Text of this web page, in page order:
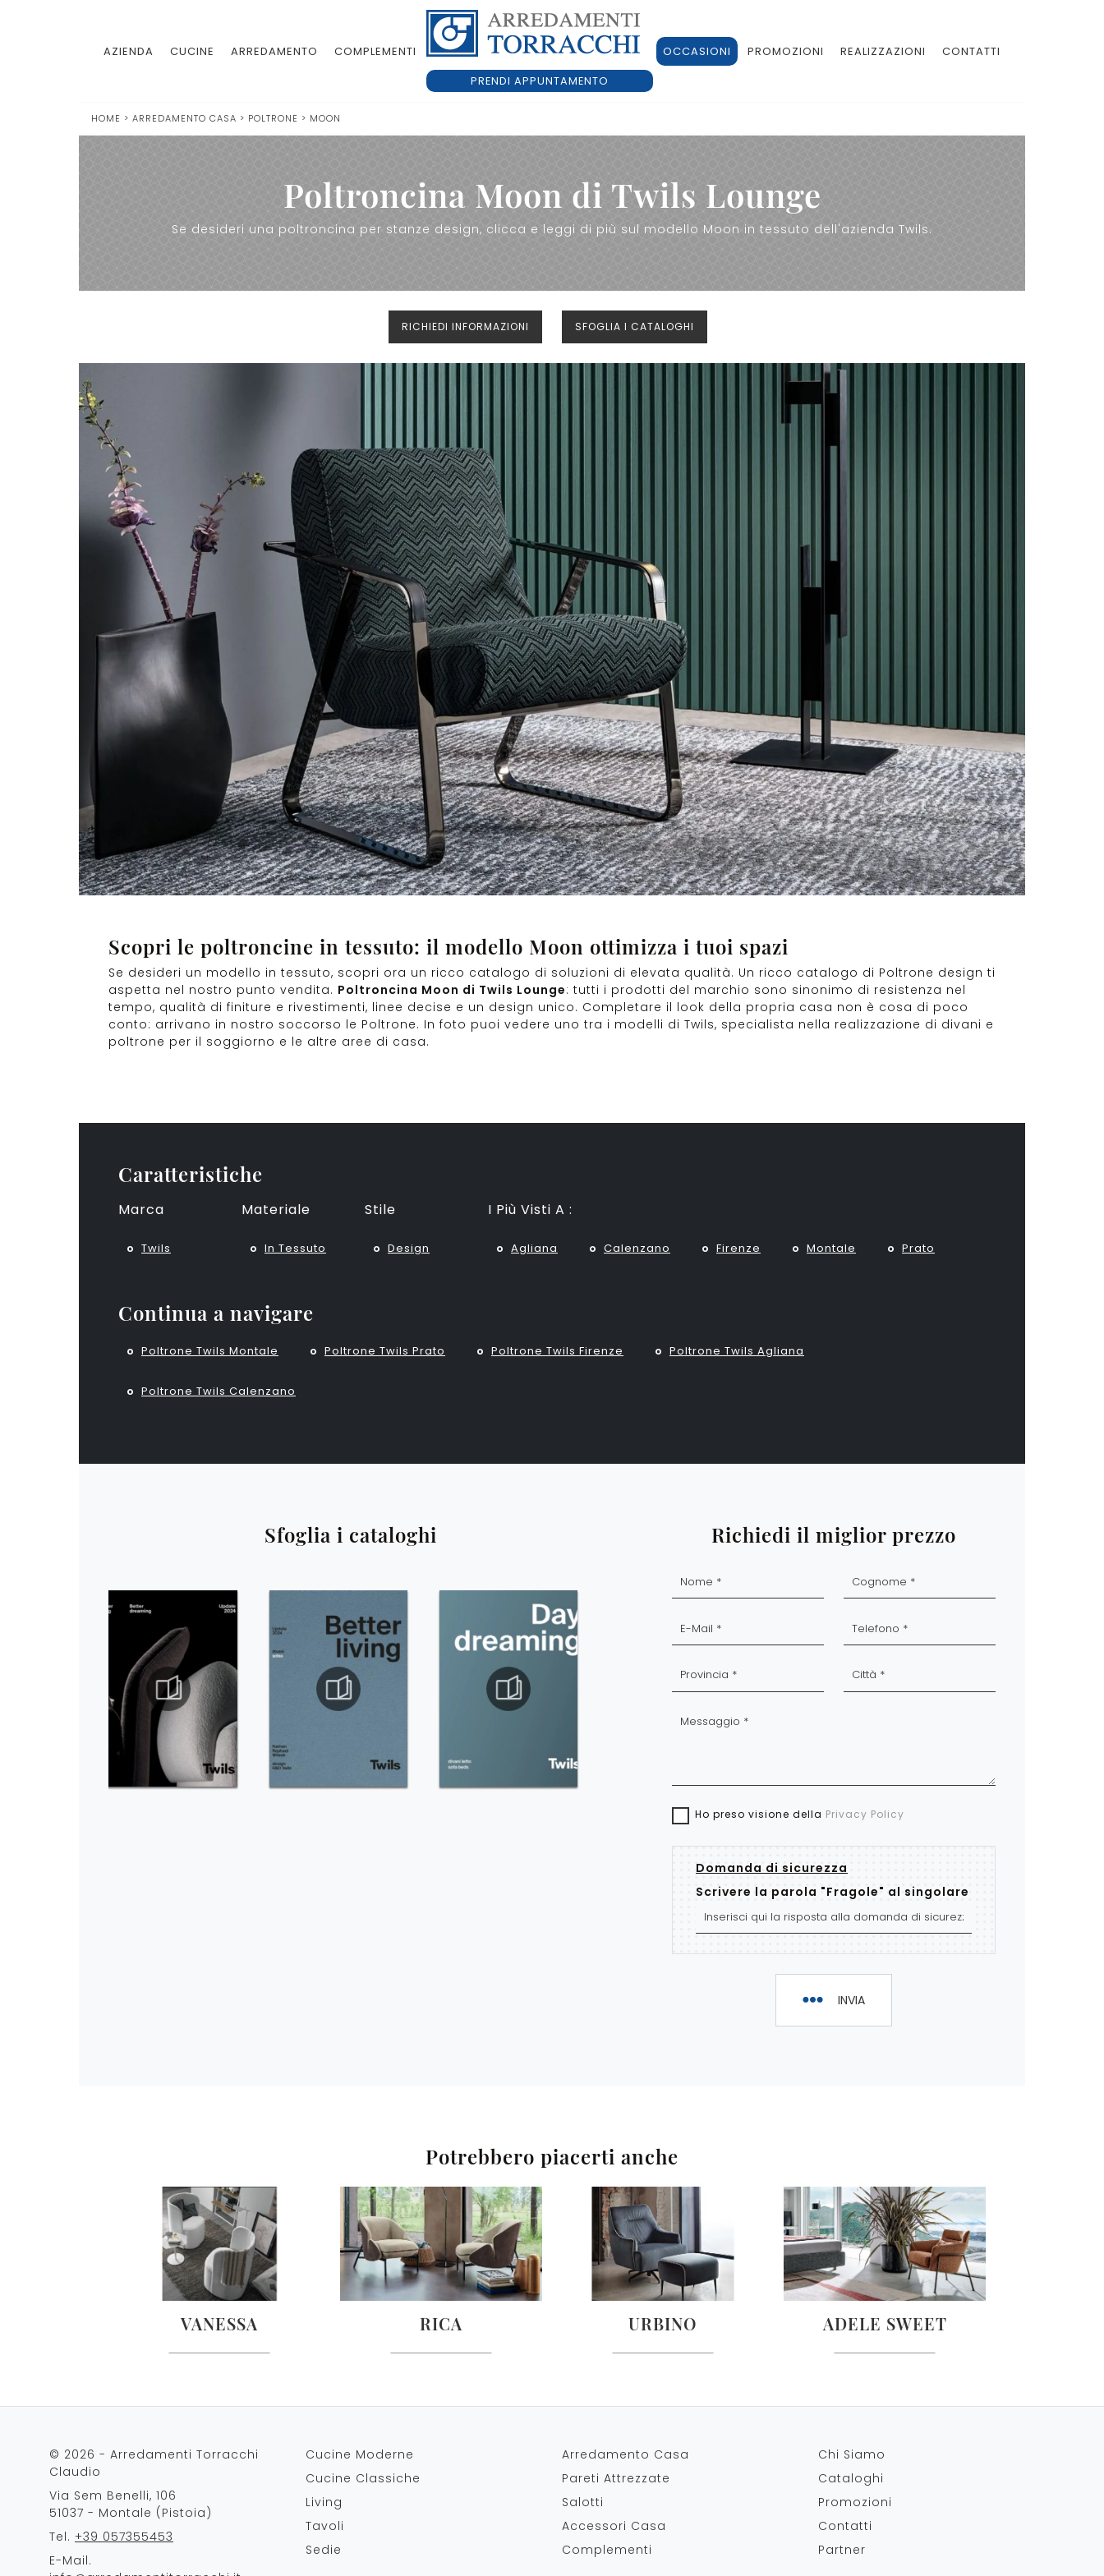
AZIENDA CUCINE ARREDAMENTO COMPLEMENTI
PRENDI APPUNTAMENTO
OCCASIONI PROMOZIONI REALIZZAZIONI CONTATTI
HOME > ARREDAMENTO CASA > POLTRONE > MOON
Poltroncina Moon di Twils Lounge
Se desideri una poltroncina per stanze design, clicca e leggi di più sul modello Moon in tessuto dell'azienda Twils.
RICHIEDI INFORMAZIONI SFOGLIA I CATALOGHI
Scopri le poltroncine in tessuto: il modello Moon ottimizza i tuoi spazi
Se desideri un modello in tessuto, scopri ora un ricco catalogo di soluzioni di elevata qualità. Un ricco catalogo di Poltrone design ti
aspetta nel nostro punto vendita. Poltroncina Moon di Twils Lounge: tutti i prodotti del marchio sono sinonimo di resistenza nel
tempo, qualità di finiture e rivestimenti, linee decise e un design unico. Completare il look della propria casa non è cosa di poco
conto: arrivano in nostro soccorso le Poltrone. In foto puoi vedere uno tra i modelli di Twils, specialista nella realizzazione di divani e
poltrone per il soggiorno e le altre aree di casa.
Caratteristiche
Marca
Twils
Materiale
In Tessuto
Stile
Design
I Più Visti A :
Agliana Calenzano Firenze Montale Prato
Continua a navigare
Poltrone Twils Montale Poltrone Twils Prato Poltrone Twils Firenze Poltrone Twils Agliana
Poltrone Twils Calenzano
Sfoglia i cataloghi Richiedi il miglior prezzo
Ho preso visione della Privacy Policy
Domanda di sicurezza
Scrivere la parola "Fragole" al singolare
INVIA
Potrebbero piacerti anche
VANESSA RICA URBINO ADELE SWEET
© 2026 - Arredamenti Torracchi
Claudio
Via Sem Benelli, 106
51037 - Montale (Pistoia)
Tel. +39 057355453
E-Mail.
Cucine Moderne
Cucine Classiche
Living
Tavoli
Sedie
Arredamento Casa
Pareti Attrezzate
Salotti
Accessori Casa
Complementi
Chi Siamo
Cataloghi
Promozioni
Contatti
Partner